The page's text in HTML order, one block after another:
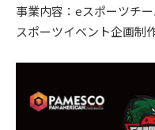
事業内容：eスポーツチ
スポーツイベント企画制